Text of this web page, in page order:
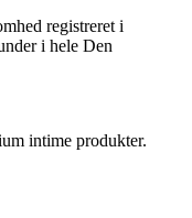
registreret i
i hele Den
intime produkter.